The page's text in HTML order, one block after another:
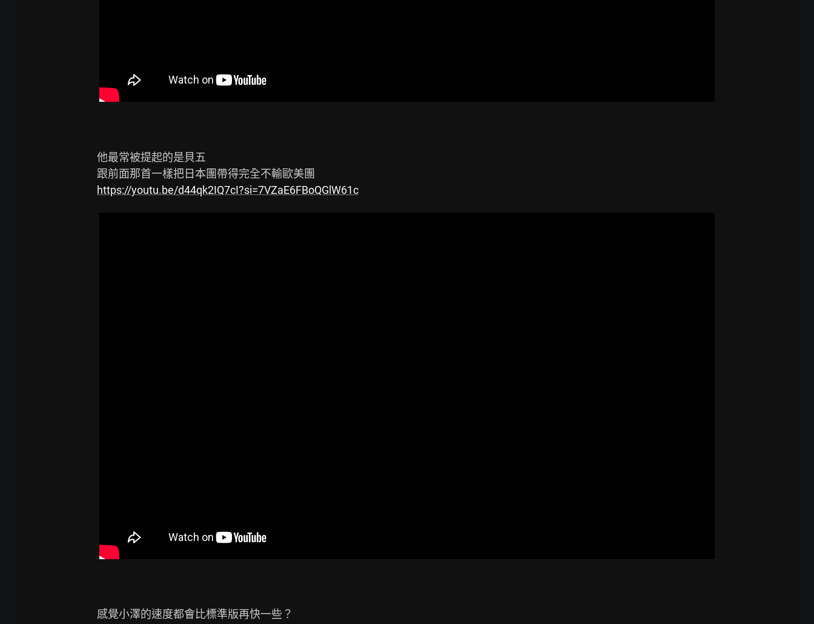
他最常被提起的是貝五
https://youtu.be/d44qk2IQ7cI?si=7VZaE6FBoQGlW61c
感覺小澤的速度都會比標準版再快一些？